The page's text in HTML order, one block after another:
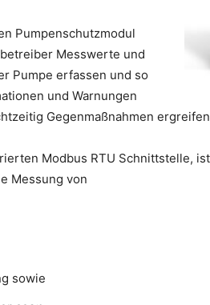
Pumpenschutzmodul
Messwerte und
Pumpe erfassen und so
und Warnungen
Gegenmaßnahmen
Modbus RTU Schnittstelle,
Messung von
sowie